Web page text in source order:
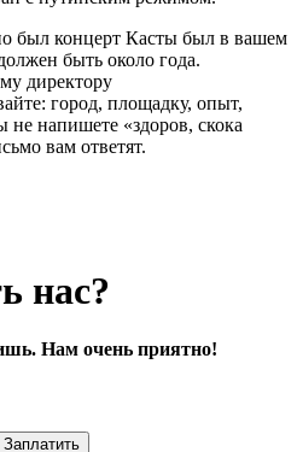
был концерт Касты был в вашем
быть около года.
директору
город, площадку, опыт,
напишете «здоров, скока
вам ответят.
нас?
Нам очень приятно!